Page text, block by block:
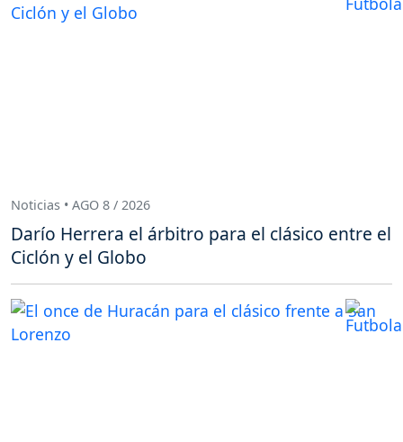
Noticias • AGO 8 / 2026
Darío Herrera el árbitro para el clásico entre el
Ciclón y el Globo